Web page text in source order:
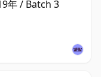
年 / Batch 3